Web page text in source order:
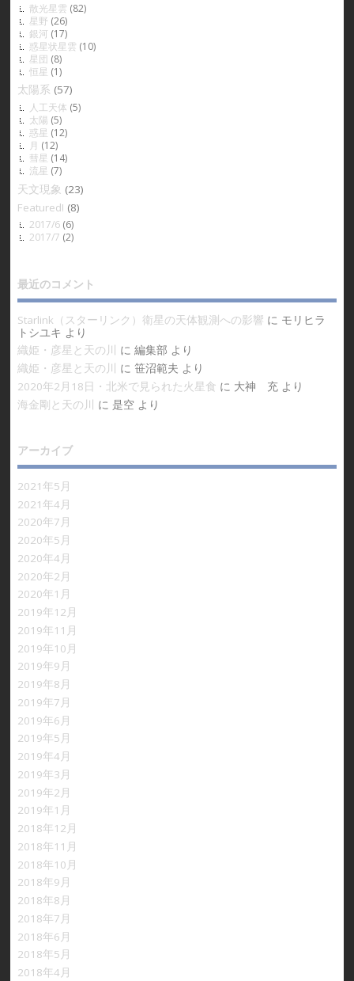
散光星雲 (82)
星野 (26)
銀河 (17)
惑星状星雲 (10)
星団 (8)
恒星 (1)
太陽系 (57)
人工天体 (5)
太陽 (5)
惑星 (12)
月 (12)
彗星 (14)
流星 (7)
天文現象 (23)
Featured! (8)
2017/6(6)
2017/7 (2)
最近のコメント
Starlink（スターリンク）衛星の天体観測への影響 に モリヒラ
トシユキ より
織姫・彦星と天の川
に 編集部 より
織姫・彦星と天の川
に 笹沼範夫 より
2020年2月18日・北米で見られた火星食 に 大神 充より
海金剛と天の川
に 是空より
アーカイブ
2021年5月
2021年4月
2020年7月
2020年5月
2020年4月
2020年2月
2020年1月
2019年12月
2019年11月
2019年10月
2019年9月
2019年8月
2019年7月
2019年6月
2019年5月
2019年4月
2019年3月
2019年2月
2019年1月
2018年12月
2018年11月
2018年10月
2018年9月
2018年8月
2018年7月
2018年6月
2018年5月
2018年4月